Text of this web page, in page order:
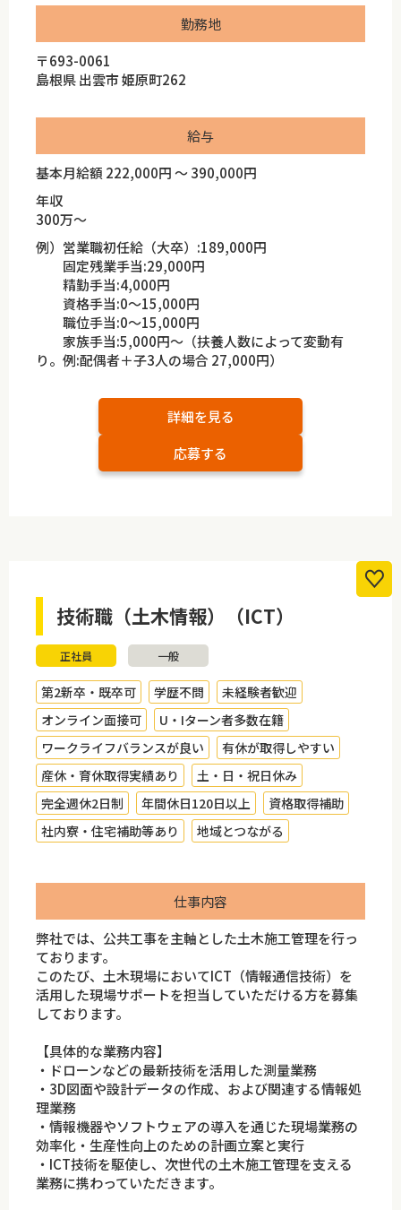
勤務地
〒693-0061
島根県 出雲市 姫原町262
給与
基本月給額 222,000円 ～ 390,000円
年収
300万～
例）営業職初任給（大卒）:189,000円
固定残業手当:29,000円
精勤手当:4,000円
資格手当:0～15,000円
職位手当:0～15,000円
家族手当:5,000円～（扶養人数によって変動有
り。例:配偶者＋子3人の場合 27,000円）
詳細を見る
応募する
技術職（土木情報）（ICT）
正社員 一般
第2新卒・既卒可 学歴不問
未経験者歓迎
オンライン面接可
U・Iターン者多数在籍
ワークライフバランスが良い
有休が取得しやすい
産休・育休取得実績あり
土・日・祝日休み
完全週休2日制
年間休日120日以上
資格取得補助
社内寮・住宅補助等あり
地域とつながる
仕事内容
弊社では、公共工事を主軸とした土木施工管理を行っ
ております。
このたび、土木現場においてICT（情報通信技術）を
活用した現場サポートを担当していただける方を募集
しております。
【具体的な業務内容】
・ドローンなどの最新技術を活用した測量業務
・3D図面や設計データの作成、および関連する情報処
理業務
・情報機器やソフトウェアの導入を通じた現場業務の
効率化・生産性向上のための計画立案と実行
・ICT技術を駆使し、次世代の土木施工管理を支える
業務に携わっていただきます。